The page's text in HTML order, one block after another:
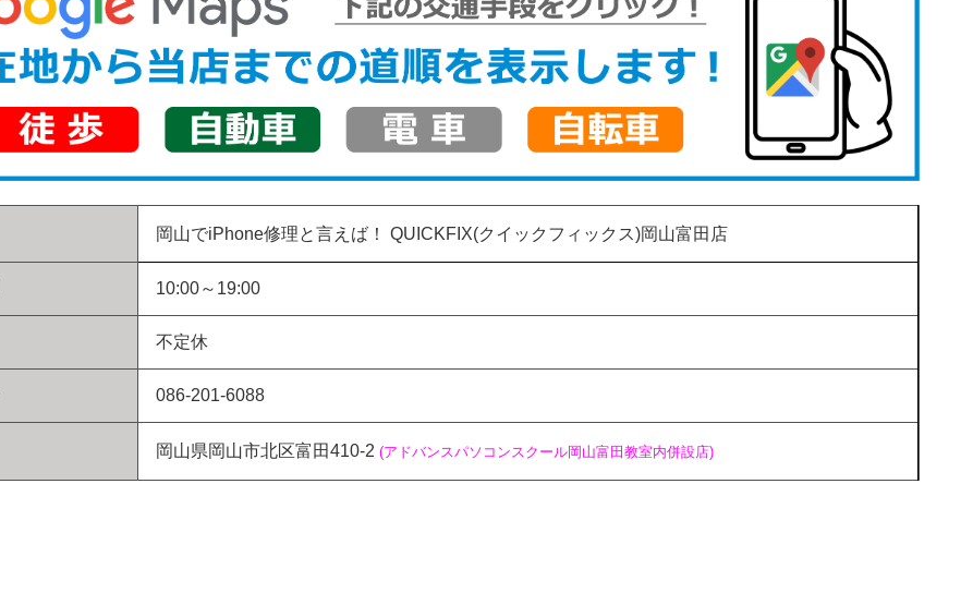
岡山でiPhone修理と言えば！ QUICKFIX(クイックフィックス)岡山富田店
10:00～19:00
不定休
086-201-6088
岡山県岡山市北区富田410-2 (アドバンスパソコンスクール岡山富田教室内併設店)